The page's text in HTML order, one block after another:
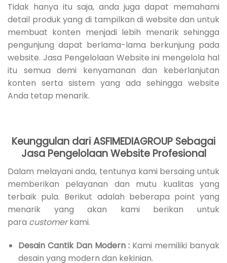
Tidak hanya itu saja, anda juga dapat memahami
detail produk yang di tampilkan di website dan untuk
membuat konten menjadi lebih menarik sehingga
pengunjung dapat berlama-lama berkunjung pada
website. Jasa Pengelolaan Website ini mengelola hal
itu semua demi kenyamanan dan keberlanjutan
konten serta sistem yang ada sehingga website
Anda tetap menarik.
Keunggulan dari ASFIMEDIAGROUP Sebagai
Jasa Pengelolaan Website Profesional
Dalam melayani anda, tentunya kami bersaing untuk
memberikan pelayanan dan mutu kualitas yang
terbaik pula. Berikut adalah beberapa point yang
menarik yang akan kami berikan untuk
para customerkami.
Desain Cantik Dan Modern : Kami memiliki banyak
desain yang modern dan kekinian.